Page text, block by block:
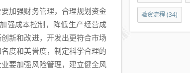
加强财务管理，合理规划资金
强成本控制，降低生产经营成
新和改进，开发出更符合市场
度和美誉度，制定科学合理的
要加强风险管理，建立健全风
验资流程(34)